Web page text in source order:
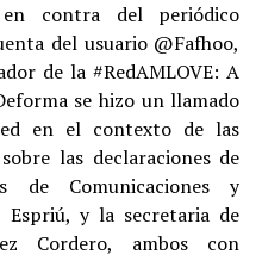
contra del periódico
del usuario @Fafhoo,
de la #RedAMLOVE: A
se hizo un llamado
en el contexto de las
las declaraciones de
de Comunicaciones y
Espriú, y la secretaria de
Cordero, ambos con